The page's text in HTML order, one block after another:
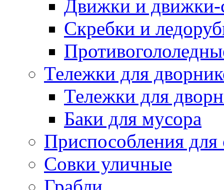
Движки и движки-
Скребки и
Тележки для
Тележки для
Баки для мусора
Приспособления для
Совки уличные